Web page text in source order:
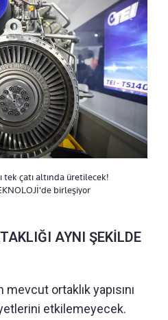
tek çatı altında üretilecek!
birleşiyor
AYNI ŞEKİLDE
ortaklık yapısını
etkilemeyecek.